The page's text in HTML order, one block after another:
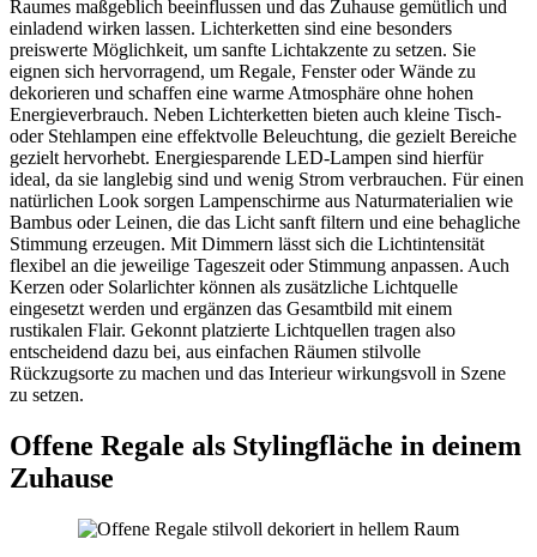
Raumes maßgeblich beeinflussen und das Zuhause gemütlich und
einladend wirken lassen. Lichterketten sind eine besonders
preiswerte Möglichkeit, um sanfte Lichtakzente zu setzen. Sie
eignen sich hervorragend, um Regale, Fenster oder Wände zu
dekorieren und schaffen eine warme Atmosphäre ohne hohen
Energieverbrauch. Neben Lichterketten bieten auch kleine Tisch-
oder Stehlampen eine effektvolle Beleuchtung, die gezielt Bereiche
gezielt hervorhebt. Energiesparende LED-Lampen sind hierfür
ideal, da sie langlebig sind und wenig Strom verbrauchen. Für einen
natürlichen Look sorgen Lampenschirme aus Naturmaterialien wie
Bambus oder Leinen, die das Licht sanft filtern und eine behagliche
Stimmung erzeugen. Mit Dimmern lässt sich die Lichtintensität
flexibel an die jeweilige Tageszeit oder Stimmung anpassen. Auch
Kerzen oder Solarlichter können als zusätzliche Lichtquelle
eingesetzt werden und ergänzen das Gesamtbild mit einem
rustikalen Flair. Gekonnt platzierte Lichtquellen tragen also
entscheidend dazu bei, aus einfachen Räumen stilvolle
Rückzugsorte zu machen und das Interieur wirkungsvoll in Szene
zu setzen.
Offene Regale als Stylingfläche in deinem
Zuhause